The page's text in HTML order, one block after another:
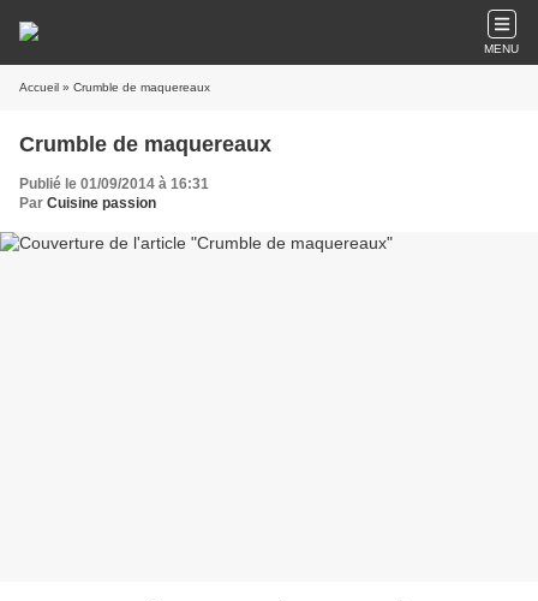
MENU
Accueil » Crumble de maquereaux
Crumble de maquereaux
Publié le 01/09/2014 à 16:31
Par Cuisine passion